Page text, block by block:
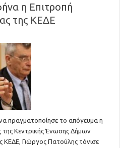
η Επιτροπή
της ΚΕΔΕ
πραγματοποίησε το απόγευμα η
της Κεντρικής Ένωσης Δήμων
Γιώργος Πατούλης τόνισε